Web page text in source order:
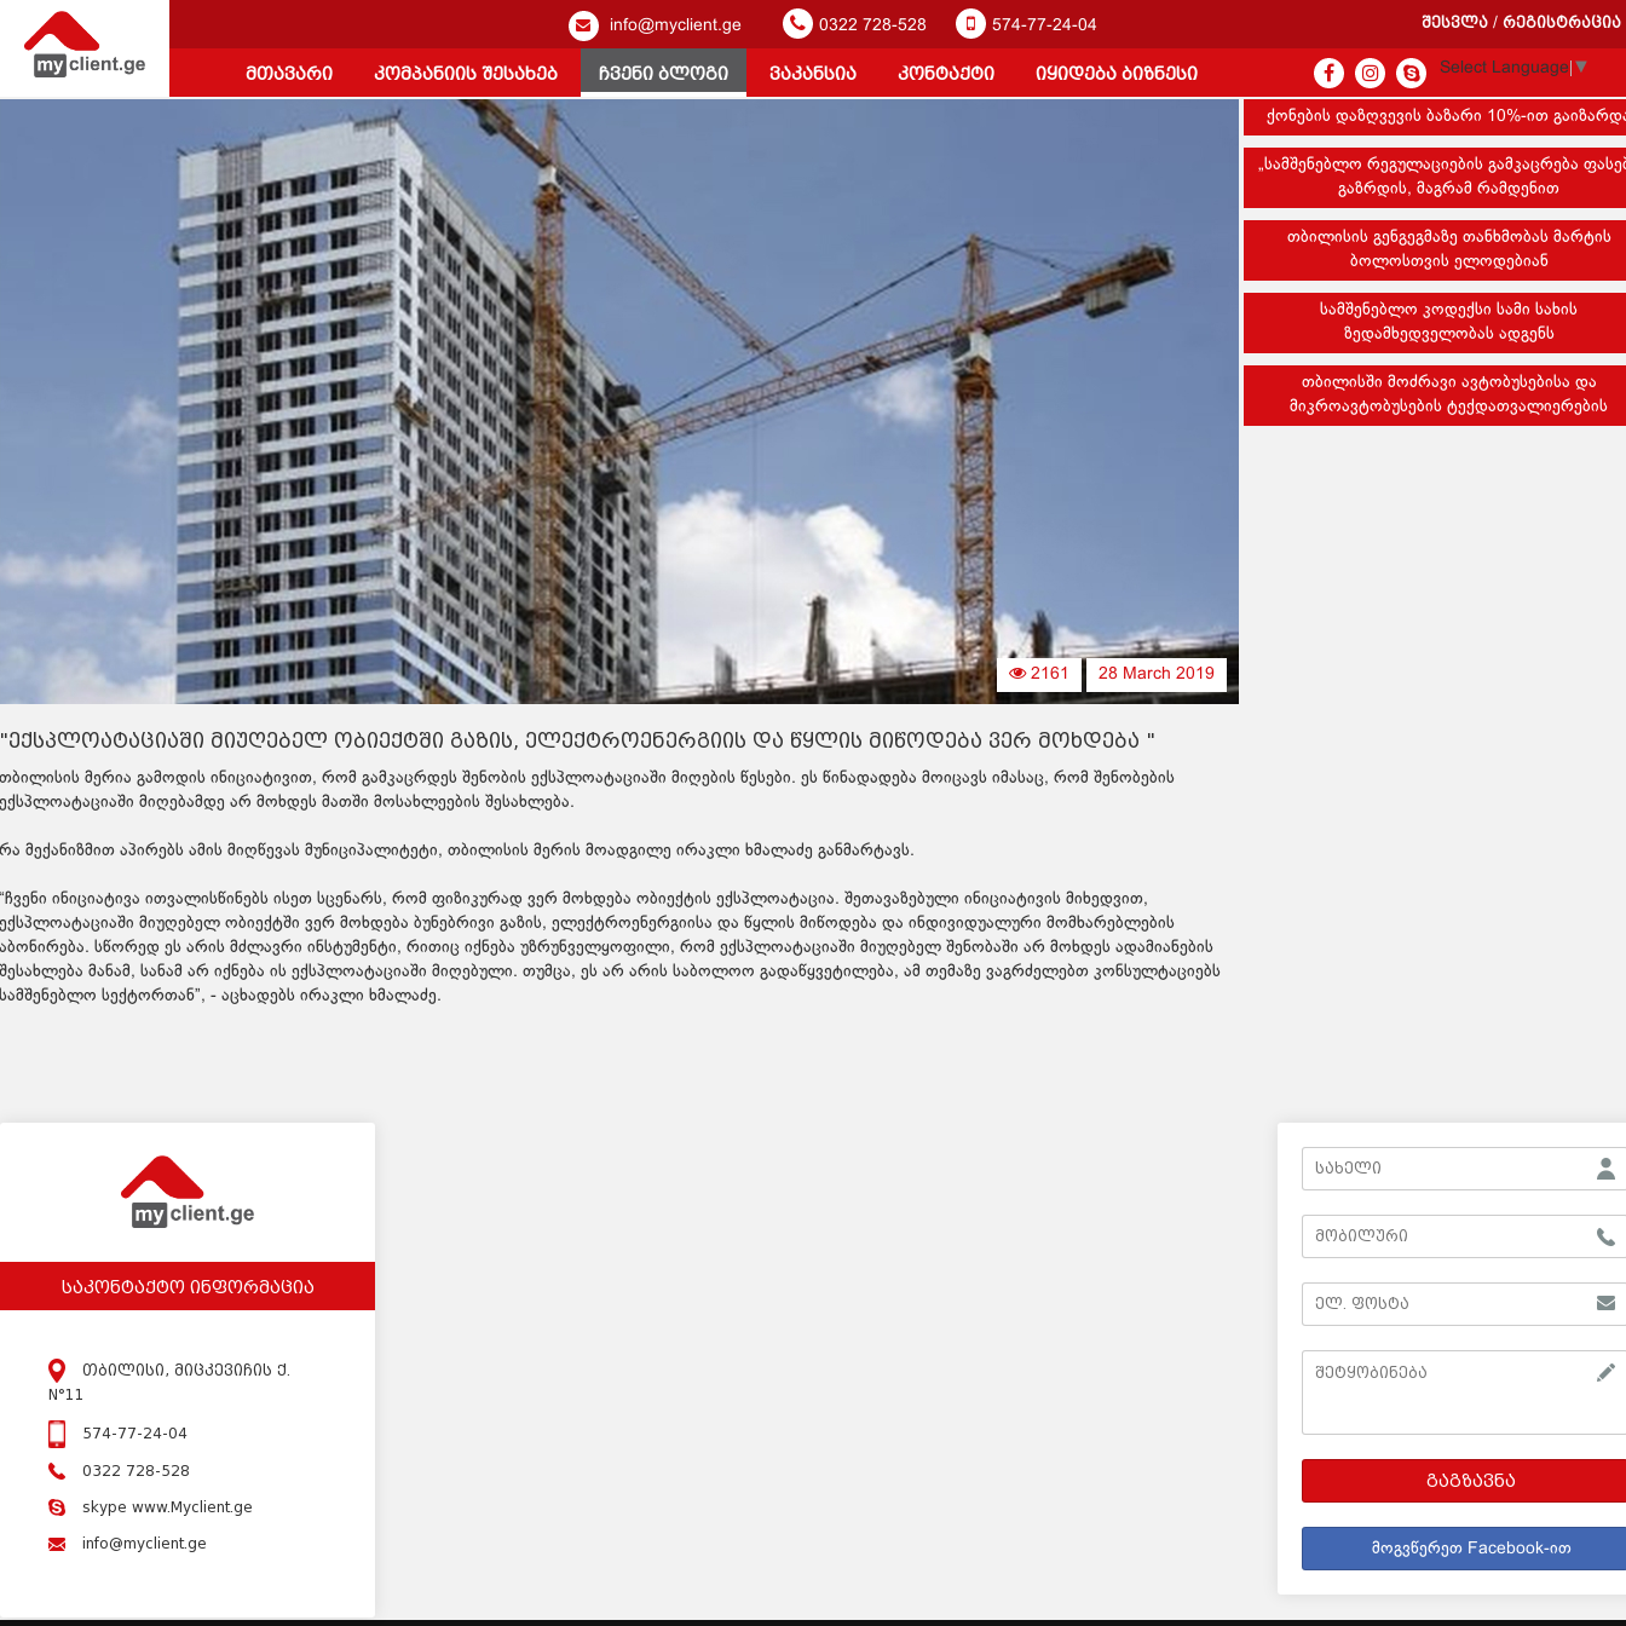
info@myclient.ge 0322 728-528 574-77-24-04 შესვლა / რეგისტრაცია
მთავარი კომპანიის შესახებ ჩვენი ბლოგი ვაკანსია კონტაქტი იყიდება ბიზნესი Select Language ▼
28 March 2019
2161
"ექსპლოატაციაში მიუღებელ ობიექტში გაზის, ელექტროენერგიის და წყლის მიწოდება ვერ მოხდება "
თბილისის მერია გამოდის ინიციატივით, რომ გამკაცრდეს შენობის ექსპლოატაციაში მიღების წესები. ეს წინადადება მოიცავს იმასაც, რომ შენობების
ექსპლოატაციაში მიღებამდე არ მოხდეს მათში მოსახლეების შესახლება.
რა მექანიზმით აპირებს ამის მიღწევას მუნიციპალიტეტი, თბილისის მერის მოადგილე ირაკლი ხმალაძე განმარტავს.
“ჩვენი ინიციატივა ითვალისწინებს ისეთ სცენარს, რომ ფიზიკურად ვერ მოხდება ობიექტის ექსპლოატაცია. შეთავაზებული ინიციატივის მიხედვით,
ექსპლოატაციაში მიუღებელ ობიექტში ვერ მოხდება ბუნებრივი გაზის, ელექტროენერგიისა და წყლის მიწოდება და ინდივიდუალური მომხარებლების
აბონირება. სწორედ ეს არის მძლავრი ინსტუმენტი, რითიც იქნება უზრუნველყოფილი, რომ ექსპლოატაციაში მიუღებელ შენობაში არ მოხდეს ადამიანების
შესახლება მანამ, სანამ არ იქნება ის ექსპლოატაციაში მიღებული. თუმცა, ეს არ არის საბოლოო გადაწყვეტილება, ამ თემაზე ვაგრძელებთ კონსულტაციებს
სამშენებლო სექტორთან”, - აცხადებს ირაკლი ხმალაძე.
ქონების დაზღვევის ბაზარი 10%-ით
„სამშენებლო რეგულაციების გამკაცრება
გაზრდის, მაგრამ რამდენით
თბილისის გენგეგმაზე თანხმობას მარტის
ბოლოსთვის ელოდებიან
სამშენებლო კოდექსი სამი სახის
ზედამხედველობას ადგენს
თბილისში მოძრავი ავტობუსებისა და
მიკროავტობუსების ტექდათვალიერების
საკონტაქტო ინფორმაცია
თბილისი, მიცკევიჩის ქ.
N°11
574-77-24-04
0322 728-528
skype www.Myclient.ge
info@myclient.ge
გაგზავნა
მოგვწერეთ Facebook-ით